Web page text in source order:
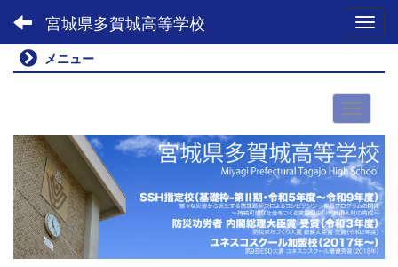
宮城県多賀城高等学校
メニュー